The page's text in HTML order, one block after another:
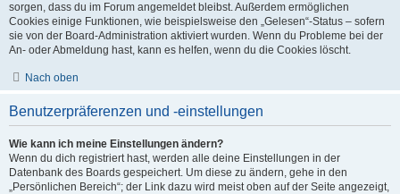
sorgen, dass du im Forum angemeldet bleibst. Außerdem ermöglichen
Cookies einige Funktionen, wie beispielsweise den „Gelesen“-Status – sofern
sie von der Board-Administration aktiviert wurden. Wenn du Probleme bei der
An- oder Abmeldung hast, kann es helfen, wenn du die Cookies löscht.
Nach oben
Benutzerpräferenzen und -einstellungen
Wie kann ich meine Einstellungen ändern?
Wenn du dich registriert hast, werden alle deine Einstellungen in der
Datenbank des Boards gespeichert. Um diese zu ändern, gehe in den
„Persönlichen Bereich“; der Link dazu wird meist oben auf der Seite angezeigt,